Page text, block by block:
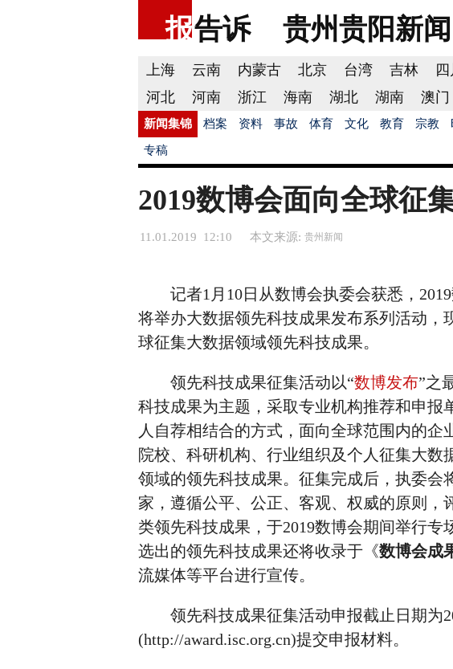
报告诉 贵州贵阳 新闻
上海 云南 内蒙古 北京 台湾 吉林 四
河北
河南 浙江 海南 湖北 湖南 澳门
新闻集锦 档案 资料 事故 体育 文化 教育 宗教
专稿
2019数博会面向全球征
11.01.2019 12:10 本文来源: 贵州新闻
记者1月10日从数博会执委会获悉，2019
将举办大数据领先科技成果发布系列活动，
球征集大数据领域领先科技成果。
领先科技成果征集活动以“数博发布”之
科技成果为主题，采取专业机构推荐和申报
人自荐相结合的方式，面向全球范围内的企
院校、科研机构、行业组织及个人征集大数
领域的领先科技成果。征集完成后，执委会
家，遵循公平、公正、客观、权威的原则，
类领先科技成果，于2019数博会期间举行
选出的领先科技成果还将收录于《数博会成
流媒体等平台进行宣传。
领先科技成果征集活动申报截止日期为
(http://award.isc.org.cn)提交申报材料。